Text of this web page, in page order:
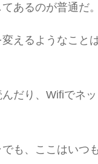
あるのが普通だ。
えるようなこ
だり、Wifiでネ
も、ここはい